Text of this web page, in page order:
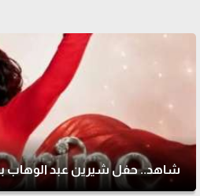
شاهد.. حفل شيرين عبد الوهاب